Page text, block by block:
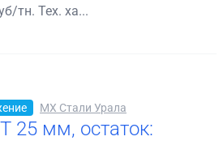
тн. Тех. ха...
МХ Стали Урала
25 мм, остаток: